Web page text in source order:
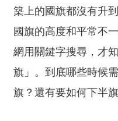
本
部
簡
介
築上的國旗都沒有升
國旗的高度和平常不
網用關鍵字搜尋，才
旗」。到底哪些時候
旗？還有要如何下半